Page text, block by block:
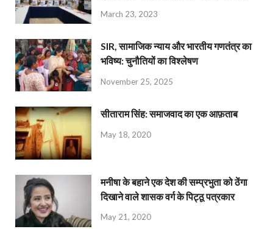
March 23, 2023
SIR, सामाजिक न्याय और भारतीय गणतंत्र का
भविष्य: चुनौतियों का विश्लेषण
November 25, 2025
सीताराम सिंह: समाजवाद का एक आफ़ताब
May 18, 2020
मनीषा के बहाने एक देश की सम्प्रभुता को ठेंगा
दिखाने वाले शासक वर्ग के पिट्ठू पत्रकार
May 21, 2020